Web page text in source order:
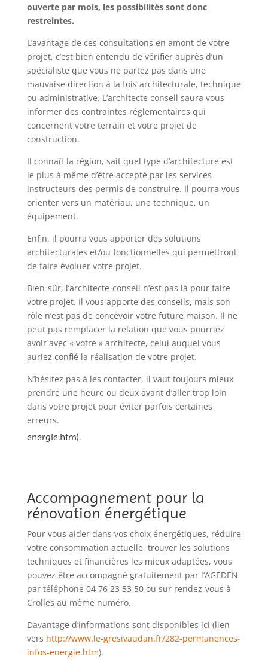
ouverte par mois, les possibilités sont donc
restreintes.
L’avantage de ces consultations en amont de votre
projet, c’est bien entendu de vérifier auprès d’un
spécialiste que vous ne partez pas dans une
mauvaise direction à la fois architecturale, technique
ou administrative. L’architecte conseil saura vous
informer des contraintes réglementaires qui
concernent votre terrain et votre projet de
construction.
Il connaît la région, sait quel type d’architecture est
le plus à même d’être accepté par les services
instructeurs des permis de construire. Il pourra vous
orienter vers un matériau, une technique, un
équipement.
Enfin, il pourra vous apporter des solutions
architecturales et/ou fonctionnelles qui permettront
de faire évoluer votre projet.
Bien-sûr, l’architecte-conseil n’est pas là pour faire
votre projet. Il vous apporte des conseils, mais son
rôle n’est pas de concevoir votre future maison. Il ne
peut pas remplacer la relation que vous pourriez
avoir avec « votre » architecte, celui auquel vous
auriez confié la réalisation de votre projet.
N’hésitez pas à les contacter, il vaut toujours mieux
prendre une heure ou deux avant d’aller trop loin
dans votre projet pour éviter parfois certaines
erreurs.
energie.htm).
Accompagnement pour la
rénovation énergétique
Pour vous aider dans vos choix énergétiques, réduire
votre consommation actuelle, trouver les solutions
techniques et financières les mieux adaptées, vous
pouvez être accompagné gratuitement par l’AGEDEN
par téléphone 04 76 23 53 50 ou sur rendez-vous à
Crolles au même numéro.
Davantage d’informations sont disponibles ici (lien
vers http://www.le-gresivaudan.fr/282-permanences-
infos-energie.htm).